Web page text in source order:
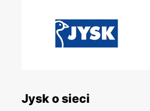
Jysk o sieci